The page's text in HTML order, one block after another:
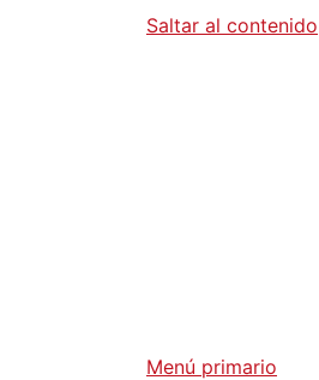
Saltar al contenido
Menú primario